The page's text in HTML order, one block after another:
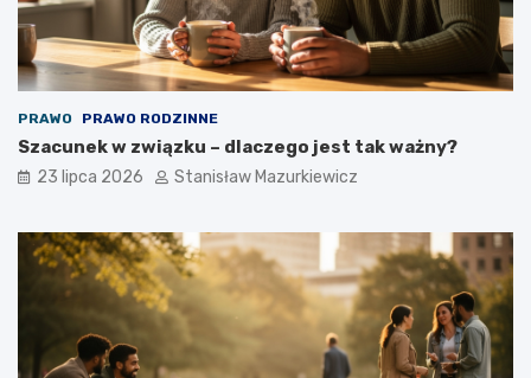
PRAWO PRAWO RODZINNE
Szacunek w związku – dlaczego jest tak ważny?
23 lipca 2026 Stanisław Mazurkiewicz